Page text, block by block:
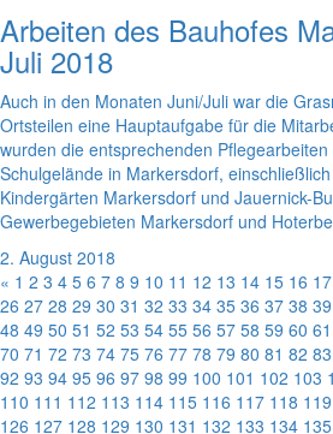
Arbeiten des Bauhofes
Juli 2018
Auch in den Monaten Juni/Juli war die
Ortsteilen eine Hauptaufgabe für die
wurden die entsprechenden
Schulgelände in Markersdorf,
Kindergärten Markersdorf und Jauernick-
Gewerbegebieten Markersdorf und
2. August 2018
« 1 2 3 4 5 6 7 8 9 10 11 12 13 14 15 16 17
26 27 28 29 30 31 32 33 34 35 36 37 38 39
48 49 50 51 52 53 54 55 56 57 58 59 60 61
70 71 72 73 74 75 76 77 78 79 80 81 82 83
92 93 94 95 96 97 98 99 100 101 102 103
110 111 112 113 114 115 116 117 118 119
126 127 128 129 130 131 132 133 134 135